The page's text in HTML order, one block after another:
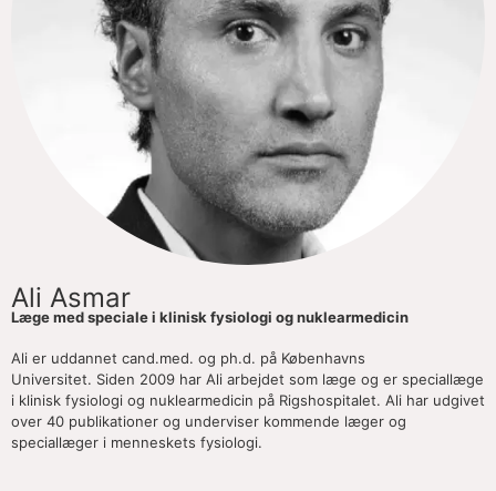
Ali Asmar
Læge med speciale i klinisk fysiologi og nuklearmedicin
Ali er uddannet cand.med. og ph.d. på Københavns
Universitet. Siden 2009 har Ali arbejdet som læge og er speciallæge
i klinisk fysiologi og nuklearmedicin på Rigshospitalet. Ali har udgivet
over 40 publikationer og underviser kommende læger og
speciallæger i menneskets fysiologi.